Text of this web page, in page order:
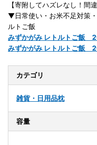
【寄附してハズレなし！間
▼日常使い・お米不足対策
ルトご飯
みずかがみ レトルトご飯
みずかがみ レトルトご飯
カテゴリ
雑貨・日用品枕
容量